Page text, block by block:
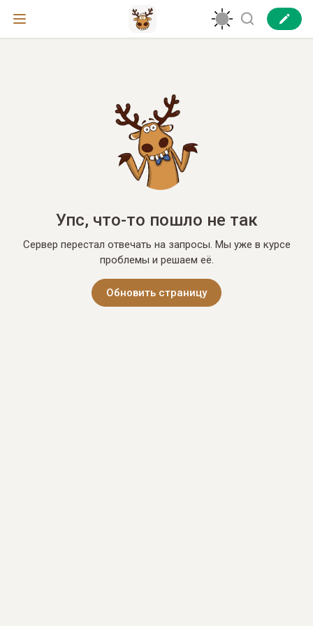
Упс, что-то пошло не так
Сервер перестал отвечать на запросы. Мы уже в курсе
проблемы и решаем её.
Обновить страницу